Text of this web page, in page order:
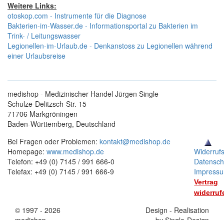
Weitere Links:
otoskop.com - Instrumente für die Diagnose
Bakterien-im-Wasser.de - Informationsportal zu Bakterien im
Trink- / Leitungswasser
Legionellen-im-Urlaub.de - Denkanstoss zu Legionellen während
einer Urlaubsreise
medishop - Medizinischer Handel Jürgen Single
Schulze-Delitzsch-Str. 15
71706 Markgröningen
Baden-Württemberg, Deutschland
Bei Fragen oder Problemen: kontakt@medishop.de
Homepage: www.medishop.de
Telefon: +49 (0) 7145 / 991 666-0
Telefax: +49 (0) 7145 / 991 666-9
Vertrag
© 1997 - 2026
Design - Realisation